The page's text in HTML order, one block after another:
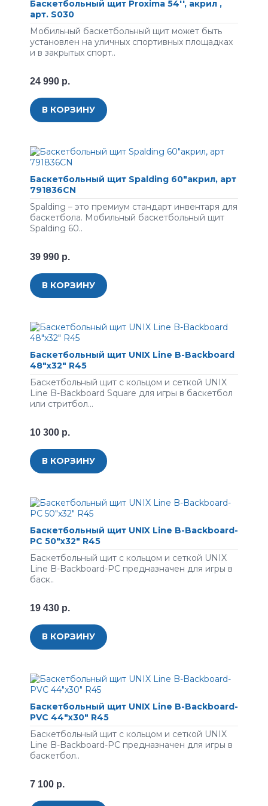
Баскетбольный щит Proxima 54'', акрил ,
арт. S030
Мобильный баскетбольный щит может быть
установлен на уличных спортивных площадках
и в закрытых спорт..
24 990 р.
В КОРЗИНУ
Баскетбольный щит Spalding 60"акрил, арт
791836CN
Spalding – это премиум стандарт инвентаря для
баскетбола. Мобильный баскетбольный щит
Spalding 60..
39 990 р.
В КОРЗИНУ
Баскетбольный щит UNIX Line B-Backboard
48"x32" R45
Баскетбольный щит с кольцом и сеткой UNIX
Line B-Backboard Square для игры в баскетбол
или стритбол...
10 300 р.
В КОРЗИНУ
Баскетбольный щит UNIX Line B-Backboard-
PC 50"x32" R45
Баскетбольный щит с кольцом и сеткой UNIX
Line B-Backboard-PC предназначен для игры в
баск..
19 430 р.
В КОРЗИНУ
Баскетбольный щит UNIX Line B-Backboard-
PVC 44"x30" R45
Баскетбольный щит с кольцом и сеткой UNIX
Line B-Backboard-PC предназначен для игры в
баскетбол..
7 100 р.